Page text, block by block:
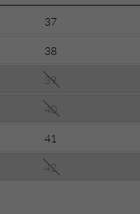
37
38
39
40
41
42